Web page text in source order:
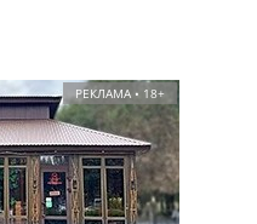
РЕКЛАМА • 18+